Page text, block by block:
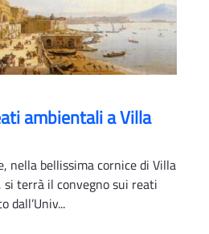
ambientali a Villa
nella bellissima cornice di Villa
si terrà il convegno sui reati
dall’Univ...